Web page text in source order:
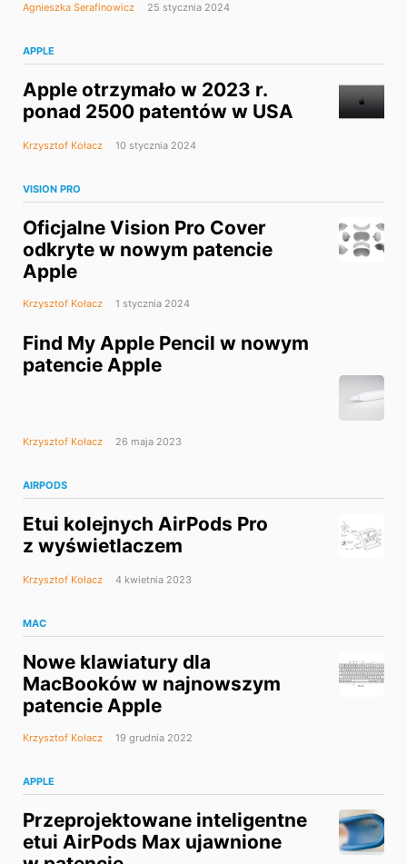
Agnieszka Serafinowicz 25 stycznia 2024
APPLE
Apple otrzymało w 2023 r.
ponad 2500 patentów w USA
Krzysztof Kołacz 10 stycznia 2024
VISION PRO
Oficjalne Vision Pro Cover
odkryte w nowym patencie
Apple
Krzysztof Kołacz 1 stycznia 2024
Find My Apple Pencil w nowym
patencie Apple
Krzysztof Kołacz 26 maja 2023
AIRPODS
Etui kolejnych AirPods Pro
z wyświetlaczem
Krzysztof Kołacz 4 kwietnia 2023
MAC
Nowe klawiatury dla
MacBooków w najnowszym
patencie Apple
Krzysztof Kołacz 19 grudnia 2022
APPLE
Przeprojektowane inteligentne
etui AirPods Max ujawnione